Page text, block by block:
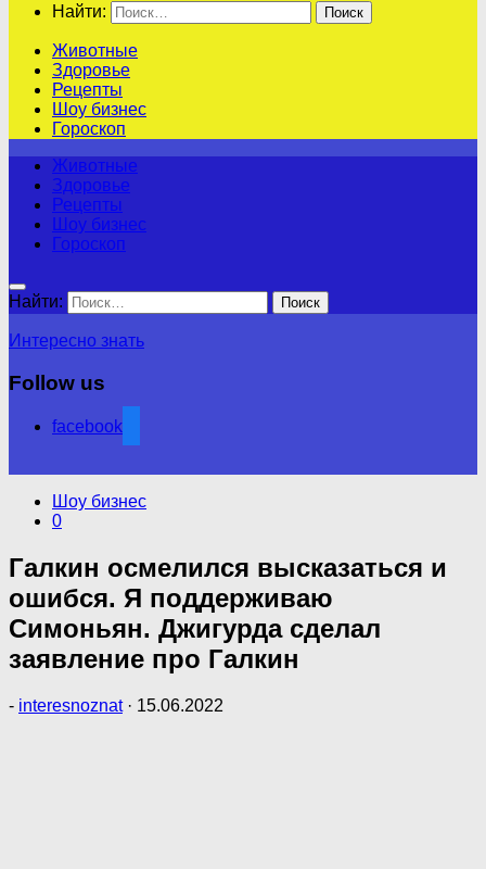
Найти:
Животные
Здоровье
Рецепты
Шоу бизнес
Гороскоп
Животные
Здоровье
Рецепты
Шоу бизнес
Гороскоп
Найти:
Интересно знать
Follow us
facebook
Шоу бизнес
0
Галкин осмелился высказаться и
ошибся. Я поддерживаю
Симоньян. Джигурда сделал
заявление про Галкин
- interesnoznat · 15.06.2022